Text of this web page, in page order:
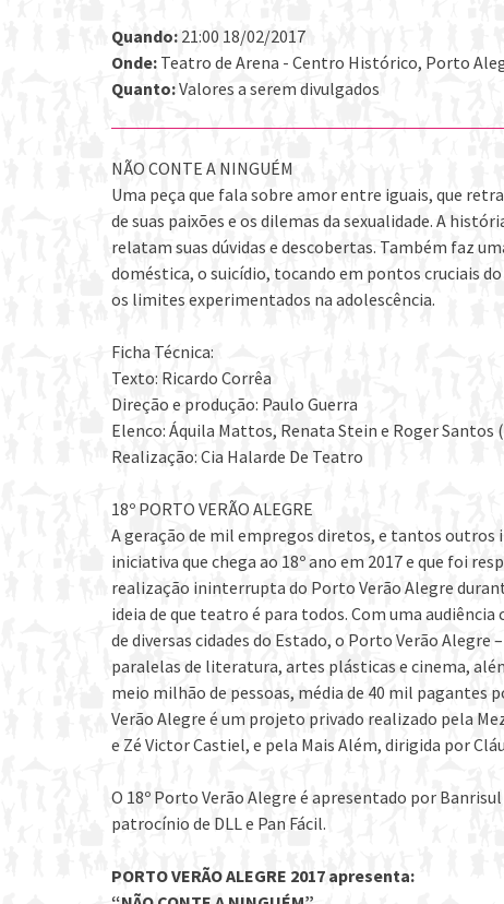
Quando: 21:00 18/02/2017
Onde: Teatro de Arena - Centro Histórico, Porto
Quanto:Valores a serem divulgados
NÃO CONTE A NINGUÉM
Uma peça que fala sobre amor entre iguais, que
de suas paixões e os dilemas da sexualidade. A
relatam suas dúvidas e descobertas. Também faz
doméstica, o suicídio, tocando em pontos cruciais
os limites experimentados na adolescência.
Ficha Técnica:
Texto: Ricardo Corrêa
Direção e produção: Paulo Guerra
Elenco: Áquila Mattos, Renata Stein e Roger Santos
Realização: Cia Halarde De Teatro
18º PORTO VERÃO ALEGRE
A geração de mil empregos diretos, e tantos
iniciativa que chega ao 18º ano em 2017 e que foi
realização ininterrupta do Porto Verão Alegre
ideia de que teatro é para todos. Com uma
de diversas cidades do Estado, o Porto Verão
paralelas de literatura, artes plásticas e cinema,
meio milhão de pessoas, média de 40 mil pagantes
Verão Alegre é um projeto privado realizado pela
e Zé Victor Castiel, e pela Mais Além, dirigida por
O 18º Porto Verão Alegre é apresentado por
patrocínio de DLL e Pan Fácil.
PORTO VERÃO ALEGRE 2017 apresenta: